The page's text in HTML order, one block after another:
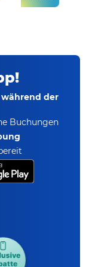
der
Buchungen